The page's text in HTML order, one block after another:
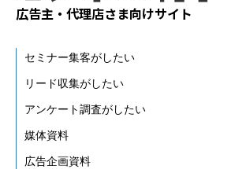
広告主・代理店さま向けサイト
セミナー集客がしたい
リード収集がしたい
アンケート調査がしたい
媒体資料
広告企画資料